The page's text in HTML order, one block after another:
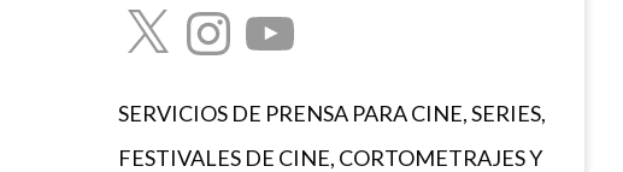
X InstagramYouTube
SERVICIOS DE PRENSA PARA CINE, SERIES,
FESTIVALES DE CINE, CORTOMETRAJES Y